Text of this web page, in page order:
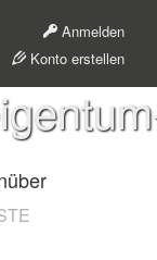
Anmelden
Konto erstellen